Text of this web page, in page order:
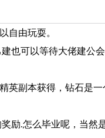
自由玩耍。
也可以等待大佬建公
英副本获得，钻石是
励.怎么毕业呢，当然